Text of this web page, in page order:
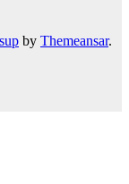
by Themeansar.